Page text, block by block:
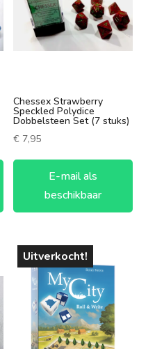
Chessex Strawberry
Speckled Polydice
Dobbelsteen Set (7 stuks)
€ 7,95
E-mail als
beschikbaar
Uitverkocht!